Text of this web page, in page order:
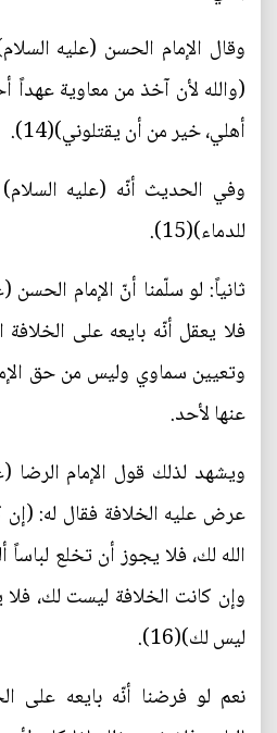
وقال الإمام الحسن (عليه
(والله لأن آخذ من معاوية عهداً
أهلي، خير من أن يقتلوني)(14).
وفي الحديث أنّه (عليه
للدماء)(15).
ثانياً: لو سلّمنا أنّ الإمام الحسن
فلا يعقل أنّه بايعه على الخلافة
وتعيين سماوي وليس من حق
عنها لأحد.
ويشهد لذلك قول الإمام الرضا
عرض عليه الخلافة فقال له: (إن
الله لك، فلا يجوز أن تخلع لباساً
وإن كانت الخلافة ليست لك،
ليس لك)(16).
نعم لو فرضنا أنّه بايعه على